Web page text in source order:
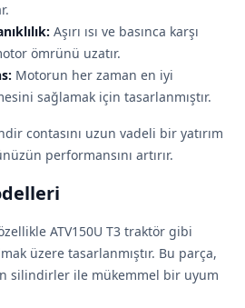
Aşırı ısı ve basınca karşı
ömrünü uzatır.
Motorun her zaman en iyi
sağlamak için tasarlanmıştır.
contasını uzun vadeli bir yatırım
performansını artırır.
ATV150U T3 traktör gibi
üzere tasarlanmıştır. Bu parça,
silindirler ile mükemmel bir uyum